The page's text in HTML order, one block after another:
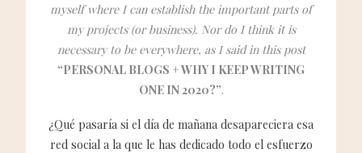
myself where I can establish the important parts of
my projects (or business). Nor do I think it is
necessary to be everywhere, as I said in this post
“PERSONAL BLOGS + WHY I KEEP WRITING
ONE IN 2020?”.
¿Qué pasaría si el día de mañana desapareciera esa
red social a la que le has dedicado todo el esfuerzo